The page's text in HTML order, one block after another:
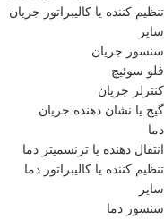
تنظیم کننده یا کالیبراتور جریان
سایر
سنسور جریان
فلو سوئیچ
کنترلر جریان
گیج یا نشان دهنده جریان
دما
انتقال دهنده یا ترنسمیتر دما
تنظیم کننده یا کالیبراتور دما
سایر
سنسور دما